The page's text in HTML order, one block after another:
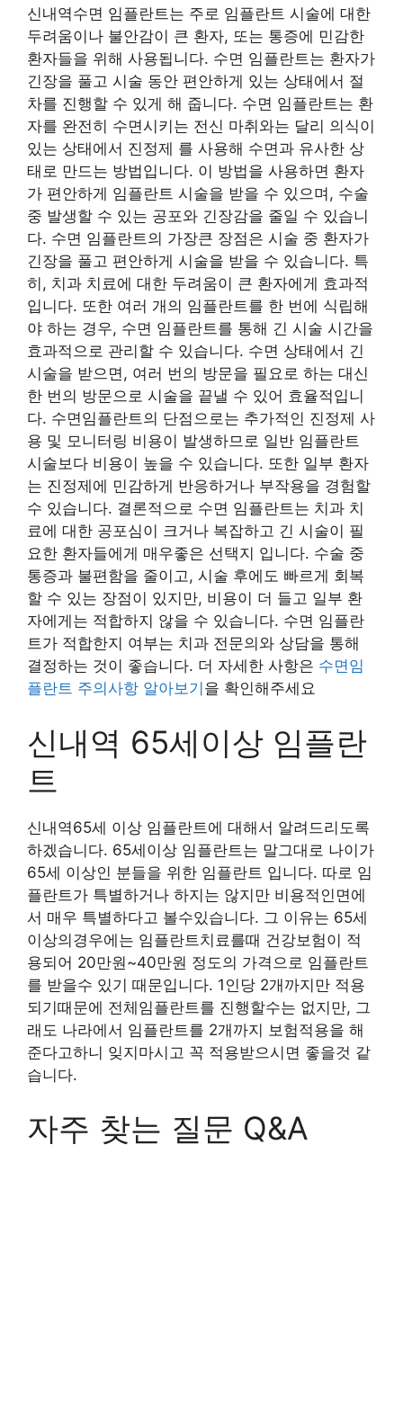
신내역수면 임플란트는 주로 임플란트 시술에 대한
두려움이나 불안감이 큰 환자, 또는 통증에 민감한
환자들을 위해 사용됩니다. 수면 임플란트는 환자가
긴장을 풀고 시술 동안 편안하게 있는 상태에서 절
차를 진행할 수 있게 해 줍니다. 수면 임플란트는 환
자를 완전히 수면시키는 전신 마취와는 달리 의식이
있는 상태에서 진정제 를 사용해 수면과 유사한 상
태로 만드는 방법입니다. 이 방법을 사용하면 환자
가 편안하게 임플란트 시술을 받을 수 있으며, 수술
중 발생할 수 있는 공포와 긴장감을 줄일 수 있습니
다. 수면 임플란트의 가장큰 장점은 시술 중 환자가
긴장을 풀고 편안하게 시술을 받을 수 있습니다. 특
히, 치과 치료에 대한 두려움이 큰 환자에게 효과적
입니다. 또한 여러 개의 임플란트를 한 번에 식립해
야 하는 경우, 수면 임플란트를 통해 긴 시술 시간을
효과적으로 관리할 수 있습니다. 수면 상태에서 긴
시술을 받으면, 여러 번의 방문을 필요로 하는 대신
한 번의 방문으로 시술을 끝낼 수 있어 효율적입니
다. 수면임플란트의 단점으로는 추가적인 진정제 사
용 및 모니터링 비용이 발생하므로 일반 임플란트
시술보다 비용이 높을 수 있습니다. 또한 일부 환자
는 진정제에 민감하게 반응하거나 부작용을 경험할
수 있습니다. 결론적으로 수면 임플란트는 치과 치
료에 대한 공포심이 크거나 복잡하고 긴 시술이 필
요한 환자들에게 매우좋은 선택지 입니다. 수술 중
통증과 불편함을 줄이고, 시술 후에도 빠르게 회복
할 수 있는 장점이 있지만, 비용이 더 들고 일부 환
자에게는 적합하지 않을 수 있습니다. 수면 임플란
트가 적합한지 여부는 치과 전문의와 상담을 통해
결정하는 것이 좋습니다. 더 자세한 사항은 수면임
플란트 주의사항 알아보기 을 확인해주세요
신내역 65세이상 임플란
트
신내역65세 이상 임플란트에 대해서 알려드리도록
하겠습니다. 65세이상 임플란트는 말그대로 나이가
65세 이상인 분들을 위한 임플란트 입니다. 따로 임
플란트가 특별하거나 하지는 않지만 비용적인면에
서 매우 특별하다고 볼수있습니다. 그 이유는 65세
이상의경우에는 임플란트치료를때 건강보험이 적
용되어 20만원~40만원 정도의 가격으로 임플란트
를 받을수 있기 때문입니다. 1인당 2개까지만 적용
되기때문에 전체임플란트를 진행할수는 없지만, 그
래도 나라에서 임플란트를 2개까지 보험적용을 해
준다고하니 잊지마시고 꼭 적용받으시면 좋을것 같
습니다.
자주 찾는 질문 Q&A